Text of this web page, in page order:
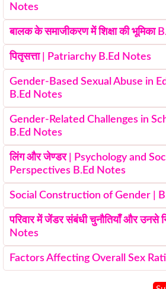
Notes
बालक के समाजीकरण में शिक्षा की भूमिका
पितृसत्ता | Patriarchy B.Ed Notes
Gender-Based Sexual Abuse in
B.Ed Notes
Gender-Related Challenges in
B.Ed Notes
लिंग और जेण्डर | Psychology and
Perspectives B.Ed Notes
Social Construction of Gender |
परिवार में जेंडर संबंधी चुनौतियाँ और उनसे
Notes
Factors Affecting Overall Sex